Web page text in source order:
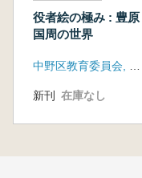
役者絵の極み : 豊原
国周の世界
新刊 在庫なし